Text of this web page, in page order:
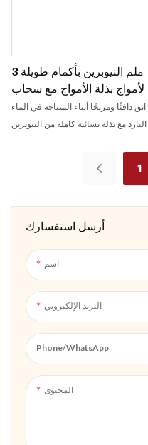
أرسل استفسارك
اسم
البريد الإلكتروني
Phone/whatsApp
المحتوى
3 ملم النيوبرين بأكمام طويلة
الأمواج بذلة الأمواج مع سحاب
أمامي
ابق دافئًا ومريحًا أثناء السباحة في الماء
البارد مع بذلة نسائية كاملة من النيوبرين
السباحة الحرارية توازنًا مثاليًا للمرونة
1